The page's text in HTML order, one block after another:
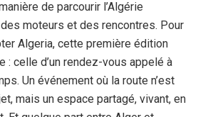
de parcourir l’Algérie
moteurs et des rencontres. Pour
Algeria, cette première édition
: celle d’un rendez-vous appelé à
Un événement où la route n’est
mais un espace partagé, vivant, en